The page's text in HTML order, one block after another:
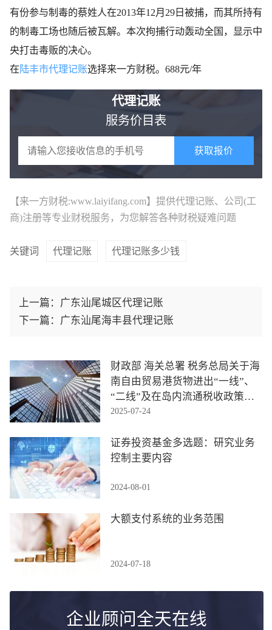
有份参与制毒的蔡姓人在2013年12月29日被捕，而其所持有
的制毒工场也随后被瓦解。本次拘捕行动轰动全国，显示中
央打击毒贩的决心。
在陆丰市代理记账选择来一方财税。688元/年
代理记账
服务价目表
获取报价
【来一方财税:www.laiyifang.com】提供代理记账、公司(工
商)注册等专业财税服务，为您解答各种财税疑难问题
关键词 代理记账 代理记账多少钱
上一篇： 广东汕尾城区代理记账
下一篇： 广东汕尾海丰县代理记账
财政部 海关总署 税务总局关于海
南自由贸易港货物进出“一线”、
“二线”及在岛内流通税收政策的
通知
2025-07-24
证券投资基金多选题：研究业务
控制主要内容
2024-08-01
大额支付系统的业务范围
2024-07-18
企业顾问全天在线